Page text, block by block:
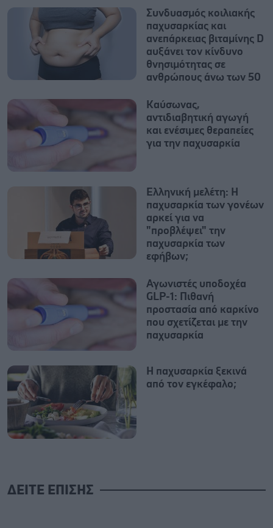
Συνδυασμός κοιλιακής
παχυσαρκίας και
ανεπάρκειας βιταμίνης D
αυξάνει τον κίνδυνο
θνησιμότητας σε
ανθρώπους άνω των 50
Καύσωνας,
αντιδιαβητική αγωγή
και ενέσιμες θεραπείες
για την παχυσαρκία
Ελληνική μελέτη: Η
παχυσαρκία των γονέων
αρκεί για να
"προβλέψει" την
παχυσαρκία των
εφήβων;
Αγωνιστές υποδοχέα
GLP-1: Πιθανή
προστασία από καρκίνο
που σχετίζεται με την
παχυσαρκία
Η παχυσαρκία ξεκινά
από τον εγκέφαλο;
ΔΕΙΤΕ ΕΠΙΣΗΣ